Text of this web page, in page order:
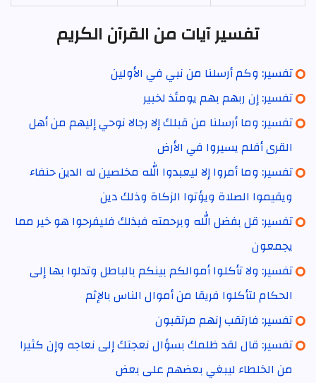
تفسير آيات من القرآن الكريم
تفسير: وكم أرسلنا من نبي في الأولين
تفسير: إن ربهم بهم يومئذ لخبير
تفسير: وما أرسلنا من قبلك إلا رجالا نوحي إليهم من أهل
القرى أفلم يسيروا في الأرض
تفسير: وما أمروا إلا ليعبدوا الله مخلصين له الدين حنفاء
ويقيموا الصلاة ويؤتوا الزكاة وذلك دين
تفسير: قل بفضل الله وبرحمته فبذلك فليفرحوا هو خير مما
يجمعون
تفسير: ولا تأكلوا أموالكم بينكم بالباطل وتدلوا بها إلى
الحكام لتأكلوا فريقا من أموال الناس بالإثم
تفسير: فارتقب إنهم مرتقبون
تفسير: قال لقد ظلمك بسؤال نعجتك إلى نعاجه وإن كثيرا
من الخلطاء ليبغي بعضهم على بعض